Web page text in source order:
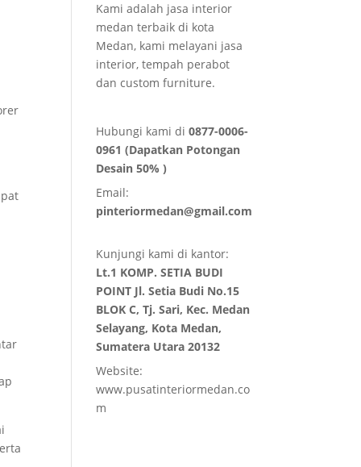
Kami adalah jasa interior
medan terbaik di kota
Medan, kami melayani jasa
interior, tempah perabot
dan custom furniture.
Hubungi kami di0877-0006-
0961 (Dapatkan Potongan
Desain 50% )
Email:
pinteriormedan@gmail.com
Kunjungi kami di kantor:
Lt.1 KOMP. SETIA BUDI
POINT Jl. Setia Budi No.15
BLOK C, Tj. Sari, Kec. Medan
Selayang, Kota Medan,
Sumatera Utara 20132
Website:
www.pusatinteriormedan.co
m